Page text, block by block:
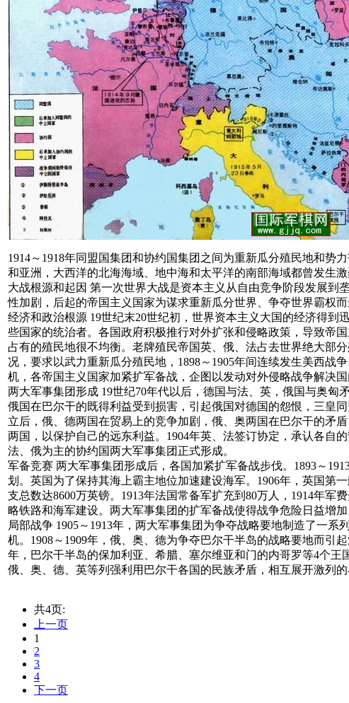
1914～1918年同盟国集团和协约国集团之间为重新瓜分殖民地和势
和亚洲，大西洋的北海海域、地中海和太平洋的南部海域都曾发生
大战根源和起因 第一次世界大战是资本主义从自由竞争阶段发展
性加剧，后起的帝国主义国家为谋求重新瓜分世界、争夺世界霸权而
经济和政治根源 19世纪末20世纪初，世界资本主义大国的经济得
些国家的统治者。各国政府积极推行对外扩张和侵略政策，导致帝
占有的殖民地很不均衡。老牌殖民帝国英、俄、法占去世界绝大部
况，要求以武力重新瓜分殖民地，1898～1905年间连续发生美西
机，各帝国主义国家加紧扩军备战，企图以发动对外侵略战争解决国
两大军事集团形成 19世纪70年代以后，德国与法、英，俄国与奥匈
俄国在巴尔干的既得利益受到损害，引起俄国对德国的怨恨，三皇
立后，俄、德两国在贸易上的竞争加剧，俄、奥两国在巴尔干的矛
两国，以保护自己的远东利益。1904年英、法签订协定，承认各自
法、俄为主的协约国两大军事集团正式形成。
军备竞赛 两大军事集团形成后，各国加紧扩军备战步伐。1893～
划。英国为了保持其海上霸主地位加速建设海军。1906年，英国第
支总数达8600万英镑。1913年法国常备军扩充到80万人，1914年
略铁路和海军建设。两大军事集团的扩军备战使得战争危险日益增加
局部战争 1905～1913年，两大军事集团为争夺战略要地制造了一
机。1908～1909年，俄、奥、德为争夺巴尔干半岛的战略要地而引
年，巴尔干半岛的保加利亚、希腊、塞尔维亚和门的内哥罗等4个
俄、奥、德、英等列强利用巴尔干各国的民族矛盾，相互展开激列
共4页:
上一页
1
2
3
4
下一页